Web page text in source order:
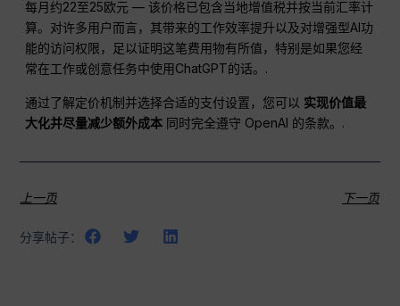
每月约22至25欧元 — 该价格已包含当地增值税并按当前汇率计
算。对许多用户而言，其带来的工作效率提升以及对增强型AI功
能的访问权限，足以证明这笔费用物有所值，特别是如果您经
常在工作或创意任务中使用ChatGPT的话。.
通过了解定价机制并选择合适的支付设置，您可以 实现价值最
大化并尽量减少额外成本 同时完全遵守 OpenAI 的条款。.
上一页 下一页
分享帖子：